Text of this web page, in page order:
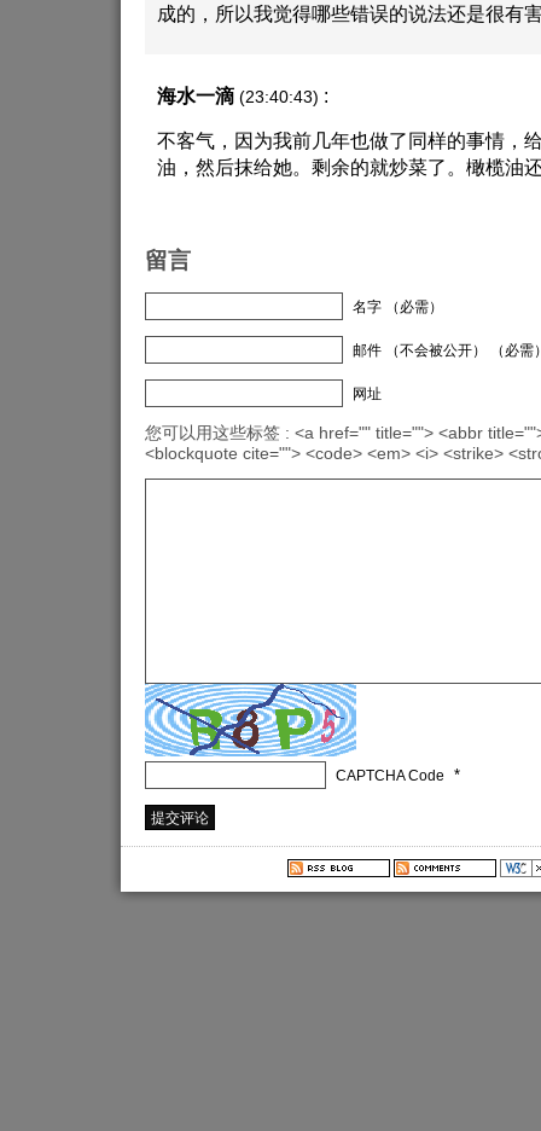
成的，所以我觉得哪些错误的说法还是很有
海水一滴 (23:40:43) :
不客气，因为我前几年也做了同样的事情，
油，然后抹给她。剩余的就炒菜了。橄榄油
留言
名字 （必需）
邮件 （不会被公开） （必需
网址
您可以用这些标签 : <a href="" title=""> <abbr
<blockquote cite=""> <code> <em> <i> <strike>
CAPTCHA Code *